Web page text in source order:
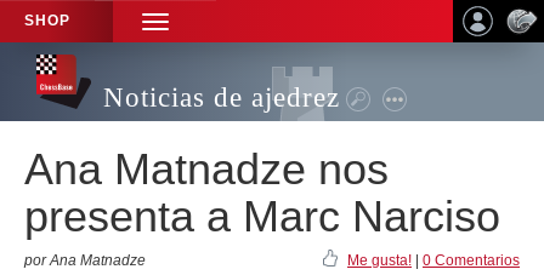
SHOP
TOGGLE
NAVIGATION
Noticias de ajedrez
Ana Matnadze nos
presenta a Marc Narciso
por Ana Matnadze Me gusta! 0 Comentarios